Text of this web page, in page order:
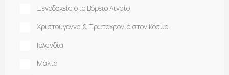
Ξενοδοχεία στο Βόρειο Αιγαίο
Χριστούγεννα & Πρωτοχρονιά στον Κόσμο
Ιρλανδία
Μάλτα